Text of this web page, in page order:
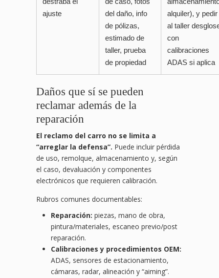
ajuste
del daño, info
de pólizas,
estimado de
taller, prueba
de propiedad
alquiler), y pedir
al taller
con
calibraciones
ADAS si aplica
Daños que sí se pueden
reclamar además de la
reparación
El reclamo del carro no se limita a
“arreglar la defensa”. Puede incluir pérdida
de uso, remolque, almacenamiento y, según
el caso, devaluación y componentes
electrónicos que requieren calibración.
Rubros comunes documentables:
Reparación: piezas, mano de obra,
pintura/materiales, escaneo previo/post
reparación.
Calibraciones y procedimientos OEM:
ADAS, sensores de estacionamiento,
cámaras, radar, alineación y “aiming”.